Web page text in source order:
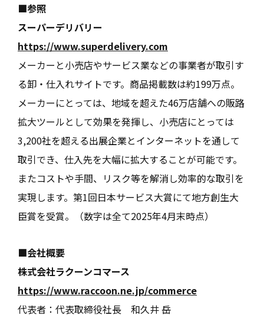
■参照
スーパーデリバリー
https://www.superdelivery.com
メーカーと小売店やサービス業などの事業者が取引す
る卸・仕入れサイトです。商品掲載数は約199万点。
メーカーにとっては、地域を超えた46万店舗への販路
拡大ツールとして効果を発揮し、小売店にとっては
3,200社を超える出展企業とインターネットを通して
取引でき、仕入先を大幅に拡大することが可能です。
またコストや手間、リスク等を解消し効率的な取引を
実現します。第1回日本サービス大賞にて地方創生大
臣賞を受賞。（数字は全て2025年4月末時点）
■会社概要
株式会社ラクーンコマース
https://www.raccoon.ne.jp/commerce
代表者：代表取締役社長 和久井 岳